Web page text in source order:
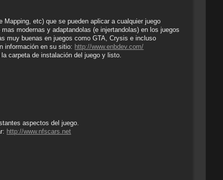
etc) que se pueden aplicar a cualquier juego
modernas y adaptandolas (e injertandolas) en los juegos
muy buenas en juegos como GTA, Crysis e incluso
información en su sitio: http://www.enbdev.com/
carpeta de instalación del juego y listo.
aspectos del juego.
http://www.nfscars.net